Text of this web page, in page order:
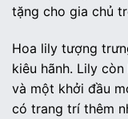
tặng cho gia chủ
Hoa lily tượng
kiêu hãnh. Lily
và một khởi đầu
có trang trí thêm